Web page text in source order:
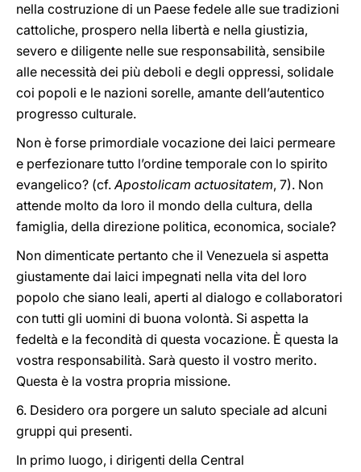
nella costruzione di un Paese fedele alle sue tradizioni
cattoliche, prospero nella libertà e nella giustizia,
severo e diligente nelle sue responsabilità, sensibile
alle necessità dei più deboli e degli oppressi, solidale
coi popoli e le nazioni sorelle, amante dell’autentico
progresso culturale.
Non è forse primordiale vocazione dei laici permeare
e perfezionare tutto l’ordine temporale con lo spirito
evangelico? (cf.Apostolicam actuositatem, 7). Non
attende molto da loro il mondo della cultura, della
famiglia, della direzione politica, economica, sociale?
Non dimenticate pertanto che il Venezuela si aspetta
giustamente dai laici impegnati nella vita del loro
popolo che siano leali, aperti al dialogo e collaboratori
con tutti gli uomini di buona volontà. Si aspetta la
fedeltà e la fecondità di questa vocazione. È questa la
vostra responsabilità. Sarà questo il vostro merito.
Questa è la vostra propria missione.
6. Desidero ora porgere un saluto speciale ad alcuni
gruppi qui presenti.
In primo luogo, i dirigenti della Central